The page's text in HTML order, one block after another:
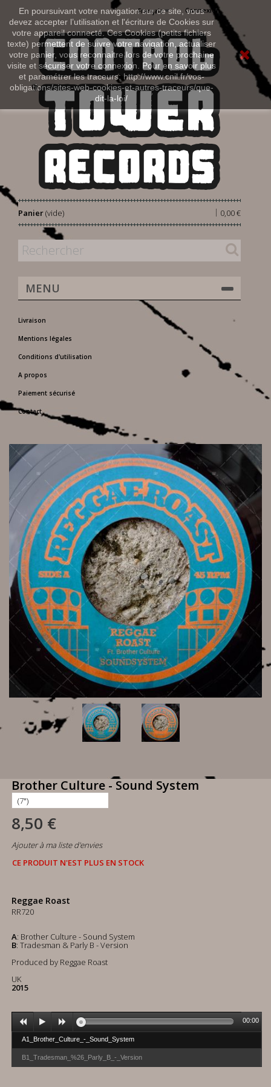
En poursuivant votre navigation sur ce site, vous
devez accepter l’utilisation et l'écriture de Cookies sur
votre appareil connecté. Ces Cookies (petits fichiers
texte) permettent de suivre votre navigation, actualiser
votre panier, vous reconnaitre lors de votre prochaine
visite et sécuriser votre connexion. Pour en savoir plus
et paramétrer les traceurs: http://www.cnil.fr/vos-
obligations/sites-web-cookies-et-autres-traceurs/que-
dit-la-loi/
Connexion
Français
Panier 0,00 €
|
(vide)
MENU
Livraison
Mentions légales
Conditions d'utilisation
A propos
Paiement sécurisé
Contact
Brother Culture - Sound System
8,50 €
Ajouter à ma liste d'envies
CE PRODUIT N'EST PLUS EN STOCK
Reggae Roast
RR720
A: Brother Culture - Sound System
B: Tradesman & Parly B - Version
Produced by Reggae Roast
UK
2015
A1_Brother_Culture_-_Sound_System
B1_Tradesman_%26_Parly_B_-_Version
00:00